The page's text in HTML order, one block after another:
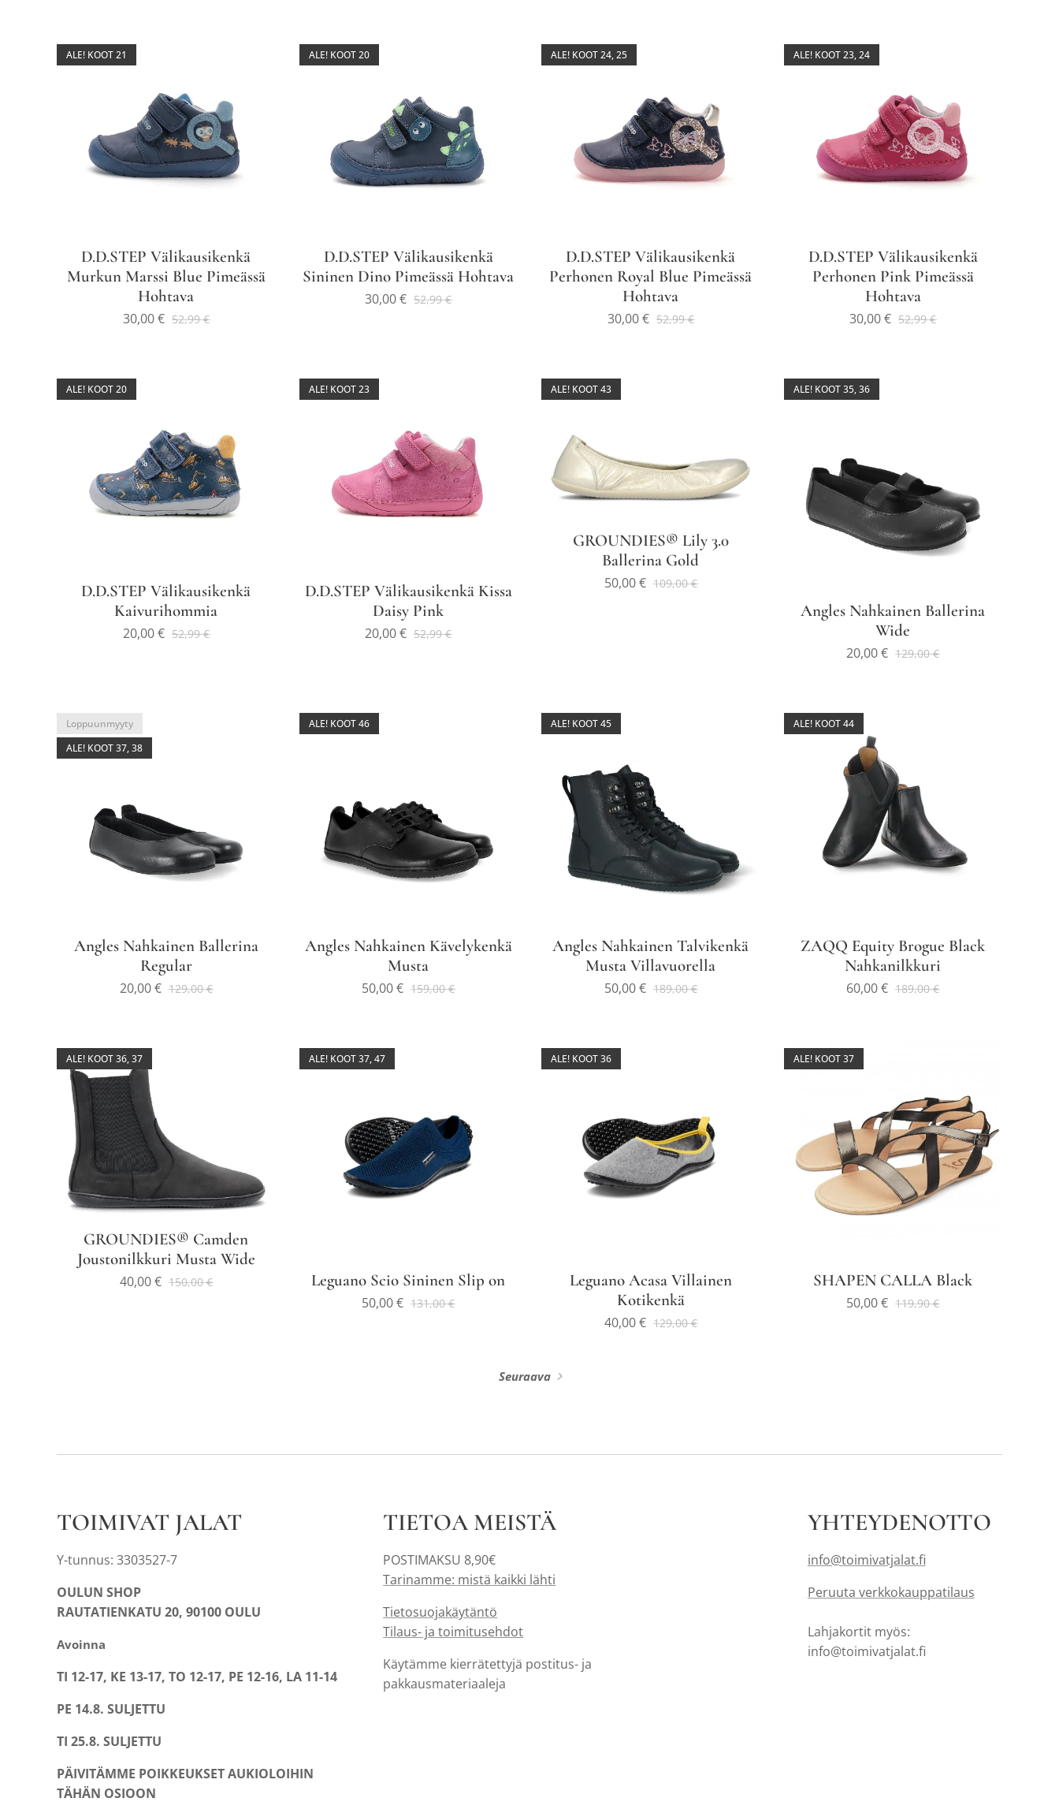
D.D.STEP Välikausikenkä
Murkun Marssi Blue Pimeässä
Hohtava
ALE! KOOT 21
30,00€ 52,99€
D.D.STEP Välikausikenkä
Sininen Dino Pimeässä Hohtava
ALE! KOOT 20
30,00€ 52,99€
D.D.STEP Välikausikenkä
Perhonen Royal Blue Pimeässä
Hohtava
ALE! KOOT 24, 25
30,00€ 52,99€
D.D.STEP Välikausikenkä
Perhonen Pink Pimeässä
Hohtava
ALE! KOOT 23, 24
30,00€ 52,99€
D.D.STEP Välikausikenkä
Kaivurihommia
ALE! KOOT 20
20,00€ 52,99€
D.D.STEP Välikausikenkä Kissa
Daisy Pink
ALE! KOOT 23
20,00€ 52,99€
GROUNDIES® Lily 3.0
Ballerina Gold
ALE! KOOT 43
50,00€ 109,00€
Angles Nahkainen Ballerina
Wide
ALE! KOOT 35, 36
20,00€ 129,00€
Angles Nahkainen Ballerina
Regular
Loppuunmyyty
ALE! KOOT 37, 38
20,00€ 129,00€
Angles Nahkainen Kävelykenkä
Musta
ALE! KOOT 46
50,00€ 159,00€
Angles Nahkainen Talvikenkä
Musta Villavuorella
ALE! KOOT 45
50,00€ 189,00€
ZAQQ Equity Brogue Black
Nahkanilkkuri
ALE! KOOT 44
60,00€ 189,00€
GROUNDIES® Camden
Joustonilkkuri Musta Wide
ALE! KOOT 36, 37
40,00€ 150,00€ Leguano Scio Sininen Slip on
ALE! KOOT 37, 47
50,00€ 131,00€
Leguano Acasa Villainen
Kotikenkä
ALE! KOOT 36
40,00€ 129,00€
SHAPEN CALLA Black
ALE! KOOT 37
50,00€ 119,90€
Seuraava
TOIMIVAT JALAT
Y-tunnus: 3303527-7
OULUN SHOP
RAUTATIENKATU 20, 90100 OULU
Avoinna
TI 12-17, KE 13-17, TO 12-17, PE 12-16, LA 11-14
PE 14.8. SULJETTU
TI 25.8. SULJETTU
PÄIVITÄMME POIKKEUKSET AUKIOLOIHIN
TÄHÄN OSIOON
TIETOA MEISTÄ
POSTIMAKSU 8,90€
Tarinamme: mistä kaikki lähti
Tietosuojakäytäntö
Tilaus- ja toimitusehdot
Käytämme kierrätettyjä postitus- ja
pakkausmateriaaleja
YHTEYDENOTTO
info@toimivatjalat.fi
Peruuta verkkokauppatilaus
Lahjakortit myös:
info@toimivatjalat.fi